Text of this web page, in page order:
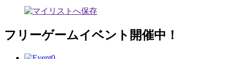
フリーゲームイベント開催中！